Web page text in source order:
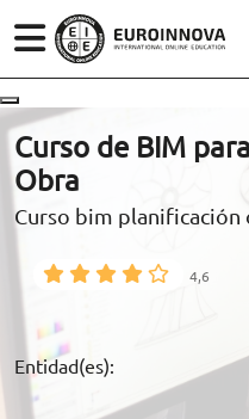
ÁREAS
ESTUDIOS
CONOCE EUROINNOVA
BECAS Y FINANCIACIÓN
RECURSOS EDUCATIVOS
CONTACTO
(+34)958 050 200
900 831 200
TRABAJA CON
Curso de BIM
Obra
Curso bim planificación
4,6
Entidad(es):